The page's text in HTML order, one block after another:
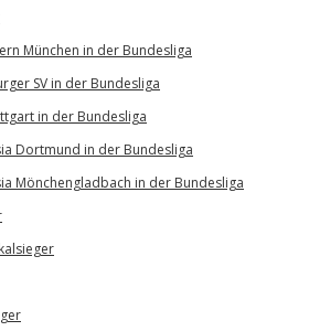
München in der Bundesliga
SV in der Bundesliga
in der Bundesliga
Dortmund in der Bundesliga
Mönchengladbach in der Bundesliga